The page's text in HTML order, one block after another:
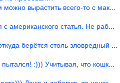
вырастить всего-то с максимально р
статья. Не работает эта ф
берётся столь зловредный феминизм?
:))) Учитывая, что кошки 10-1